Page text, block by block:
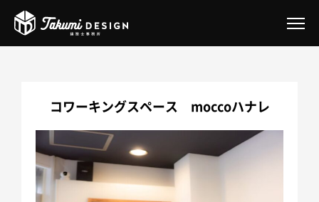
サービス案内
Takumiオフィスデザイン事業
Takumiのガレージハウスリノベーション
コワーキングスペース moccoハナレ